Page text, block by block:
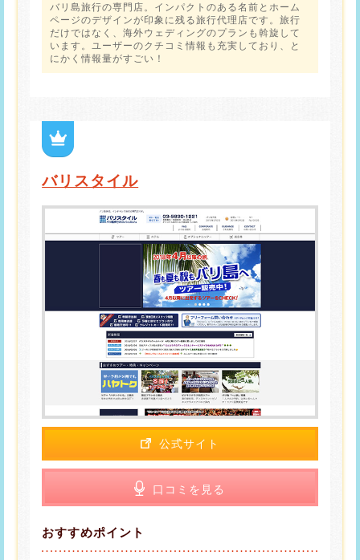
バリ島旅行の専門店。インパクトのある名前とホーム
ページのデザインが印象に残る旅行代理店です。旅行
だけではなく、海外ウェディングのプランも斡旋して
います。ユーザーのクチコミ情報も充実しており、と
にかく情報量がすごい！
バリスタイル
公式サイト
口コミを見る
おすすめポイント